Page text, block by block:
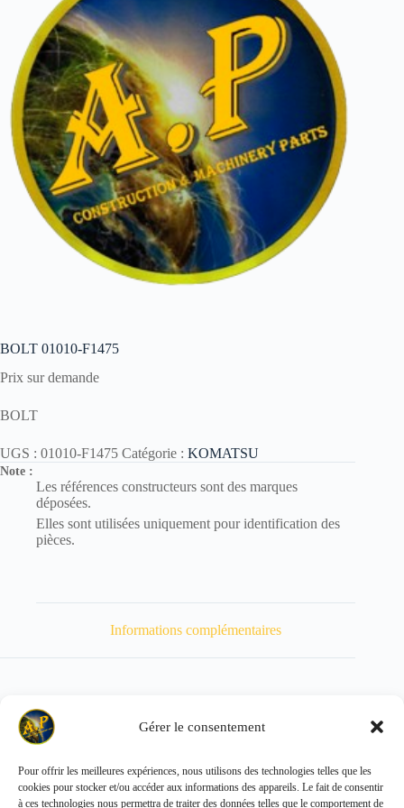
Gérer le consentement
Pour offrir les meilleures expériences, nous utilisons des technologies telles que les
cookies pour stocker et/ou accéder aux informations des appareils. Le fait de consentir
à ces technologies nous permettra de traiter des données telles que le comportement de
BOLT 01010-F1475
Prix sur demande
BOLT
UGS : 01010-F1475 Catégorie : KOMATSU
Note :
Les références constructeurs sont des marques
déposées.
Elles sont utilisées uniquement pour identification des
pièces.
Informations complémentaires
Poids 110 kg
Copyright © 2026 - ALL PARTS FRANCE SAS